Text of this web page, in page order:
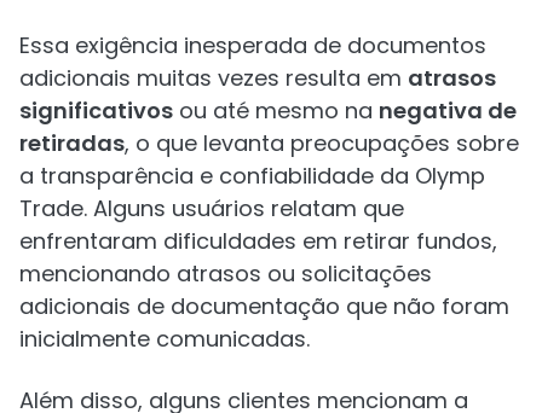
Essa exigência inesperada de documentos
adicionais muitas vezes resulta em atrasos
significativos ou até mesmo na negativa de
retiradas, o que levanta preocupações sobre
a transparência e confiabilidade da Olymp
Trade. Alguns usuários relatam que
enfrentaram dificuldades em retirar fundos,
mencionando atrasos ou solicitações
adicionais de documentação que não foram
inicialmente comunicadas.
Além disso, alguns clientes mencionam a